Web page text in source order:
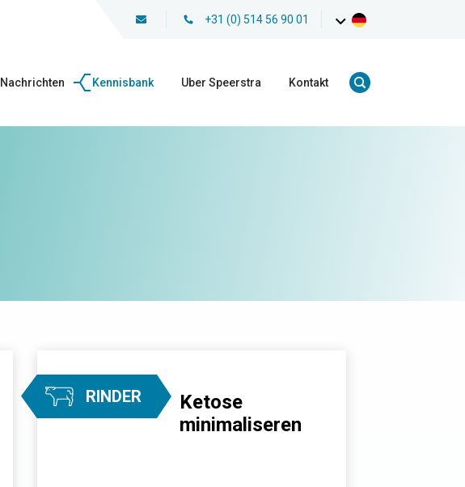
+31 (0) 514 56 90 01
Nachrichten Kennisbank Uber Speerstra Kontakt
RINDER
Ketose
minimaliseren